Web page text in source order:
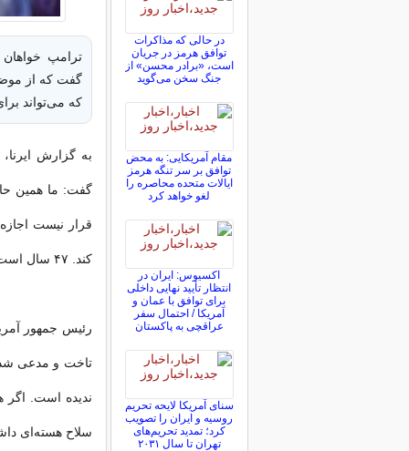
ترامپ
گفت که از
که می‌تواند
به گزارش
گفت: ما همین
کند. ۴۷ سال است که با آنها درگیر این موضوع بوده‌ایم.
رئیس جمهور
تاخت و مدعی شد:
ندیده است. اگر
سلاح هسته‌ای
در حالی که مذاکرات
توافق هرمز در جریان
است، «برادر محسن» از
جنگ سخن می‌گوید
مقام آمریکایی: به محض
توافق بر سر تنگه هرمز
ایالات متحده محاصره را
لغو خواهد کرد
اکسیوس: ایران در
انتظار تأیید نهایی داخلی
برای توافق با عمان و
آمریکا / احتمال سفر
عراقچی به پاکستان
سنای آمریکا لایحه تحریم
روسیه و ایران را تصویب
کرد؛ تمدید تحریم‌های
تهران تا سال ۲۰۳۱